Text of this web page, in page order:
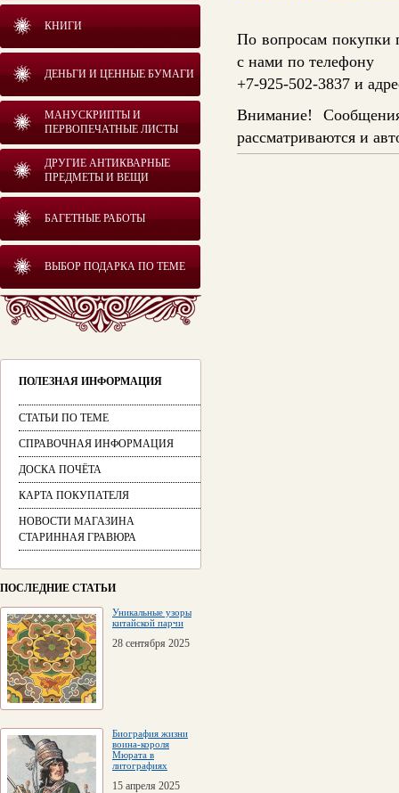
КНИГИ
ДЕНЬГИ И ЦЕННЫЕ БУМАГИ
МАНУСКРИПТЫ И
ПЕРВОПЕЧАТНЫЕ ЛИСТЫ
ДРУГИЕ АНТИКВАРНЫЕ
ПРЕДМЕТЫ И ВЕЩИ
БАГЕТНЫЕ РАБОТЫ
ВЫБОР ПОДАРКА ПО ТЕМЕ
ПОЛЕЗНАЯ ИНФОРМАЦИЯ
СТАТЬИ ПО ТЕМЕ
СПРАВОЧНАЯ ИНФОРМАЦИЯ
ДОСКА ПОЧЁТА
КАРТА ПОКУПАТЕЛЯ
НОВОСТИ МАГАЗИНА
СТАРИННАЯ ГРАВЮРА
ПОСЛЕДНИЕ СТАТЬИ
Уникальные узоры
китайской парчи
28 сентября 2025
Биография жизни
воина-короля
Мюрата в
литографиях
15 апреля 2025
По вопросам покупки
с нами по телефону
+7-925-502-3837 и
Внимание!
рассматриваются и